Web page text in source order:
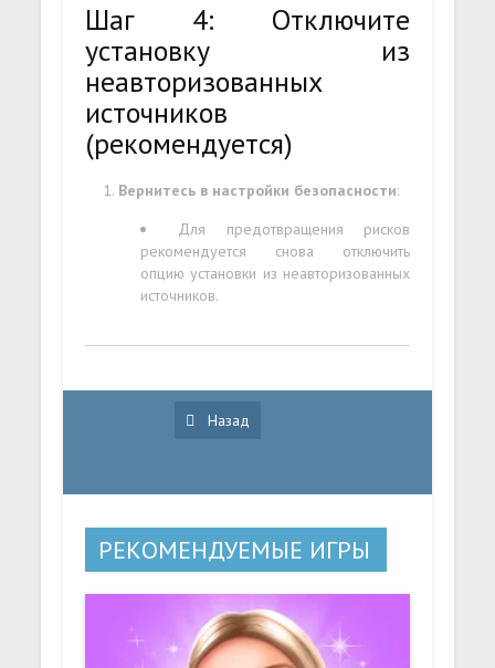
Шаг 4: Отключите
установку из
неавторизованных
источников
(рекомендуется)
Вернитесь в настройки безопасности:
Для предотвращения рисков
рекомендуется снова отключить
опцию установки из неавторизованных
источников.
Назад
РЕКОМЕНДУЕМЫЕ ИГРЫ